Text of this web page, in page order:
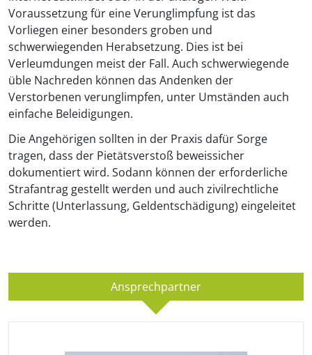
Voraussetzung für eine Verunglimpfung ist das
Vorliegen einer besonders groben und
schwerwiegenden Herabsetzung. Dies ist bei
Verleumdungen meist der Fall. Auch schwerwiegende
üble Nachreden können das Andenken der
Verstorbenen verunglimpfen, unter Umständen auch
einfache Beleidigungen.
Die Angehörigen sollten in der Praxis dafür Sorge
tragen, dass der Pietätsverstoß beweissicher
dokumentiert wird. Sodann können der erforderliche
Strafantrag gestellt werden und auch zivilrechtliche
Schritte (Unterlassung, Geldentschädigung) eingeleitet
werden.
Ansprechpartner